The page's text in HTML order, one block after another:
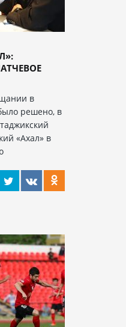
в
решено, в
«Ахал» в